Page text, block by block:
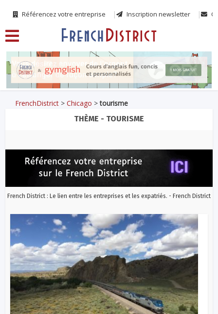
Référencez votre entreprise Inscription newsletter
FrenchDistrict >Chicago >tourisme
THÈME - TOURISME
French District : Le lien entre les entreprises et les expatriés. - French District